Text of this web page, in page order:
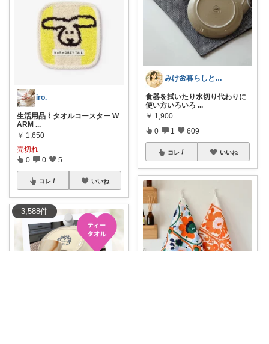
3,588件
iro.
生活用品 ⌇ タオルコースター W
ARM ...
￥ 1,650
売切れ
0 0 5
コレ いいね
みけ🌼暮らしとキッチン
食器を拭いたり水切り代わりに
使い方いろいろ ...
￥ 1,900
0 1 609
コレ いいね